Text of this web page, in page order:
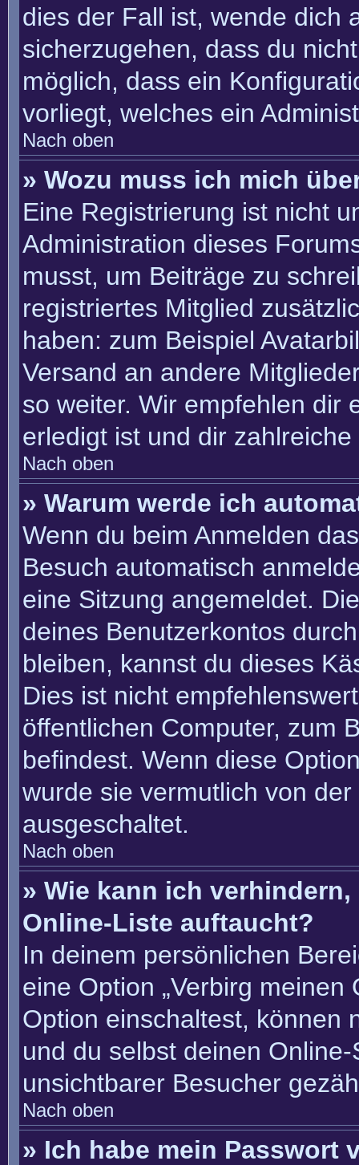
dies der Fall ist, wende dich
sicherzugehen, dass du
möglich, dass ein
vorliegt, welches ein
Nach oben
» Wozu muss ich mich
Eine Registrierung ist nicht
Administration dieses
musst, um Beiträge zu
registriertes Mitglied
haben: zum Beispiel
Versand an andere
so weiter. Wir empfehlen dir
erledigt ist und dir
Nach oben
» Warum werde ich
Wenn du beim Anmelden
Besuch automatisch
eine Sitzung angemeldet.
deines Benutzerkontos
bleiben, kannst du dieses
Dies ist nicht
öffentlichen Computer, zum
befindest. Wenn diese
wurde sie vermutlich von
ausgeschaltet.
Nach oben
» Wie kann ich
Online-Liste auftaucht?
In deinem persönlichen
eine Option „Verbirg meinen
Option einschaltest, können
und du selbst deinen
unsichtbarer Besucher
Nach oben
» Ich habe mein Passwort